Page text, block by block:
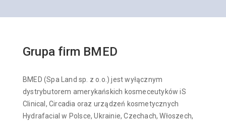
Grupa firm BMED
BMED (Spa Land sp. z o.o.) jest wyłącznym
dystrybutorem amerykańskich kosmeceutyków iS
Clinical, Circadia oraz urządzeń kosmetycznych
Hydrafacial w Polsce, Ukrainie, Czechach, Włoszech,